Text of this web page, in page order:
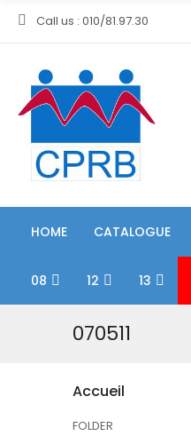
Call us : 010/81.97.30
HOME CATALOGUE
08 12 13
070511
Accueil
FOLDER